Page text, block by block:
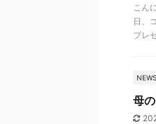
こん
日、
プレ
NEWS
母